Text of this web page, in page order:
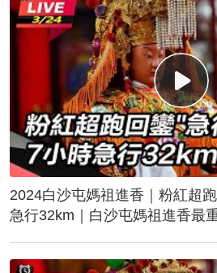
2024白沙屯媽祖進香｜粉紅超
急行32km｜白沙屯媽祖進香最